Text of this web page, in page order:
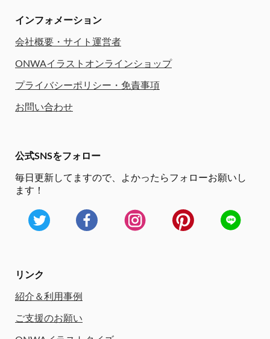
インフォメーション
会社概要・サイト運営者
ONWAイラストオンラインショップ
プライバシーポリシー・免責事項
お問い合わせ
公式SNSをフォロー
毎日更新してますので、
よかったらフォローお願いし
ます！
リンク
紹介＆利用事例
ご支援のお願い